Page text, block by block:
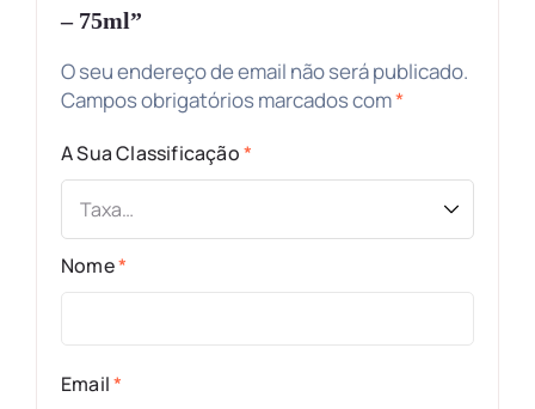
– 75ml”
O seu endereço de email não será publicado.
Campos obrigatórios marcados com*
A Sua Classificação*
Nome*
Email*